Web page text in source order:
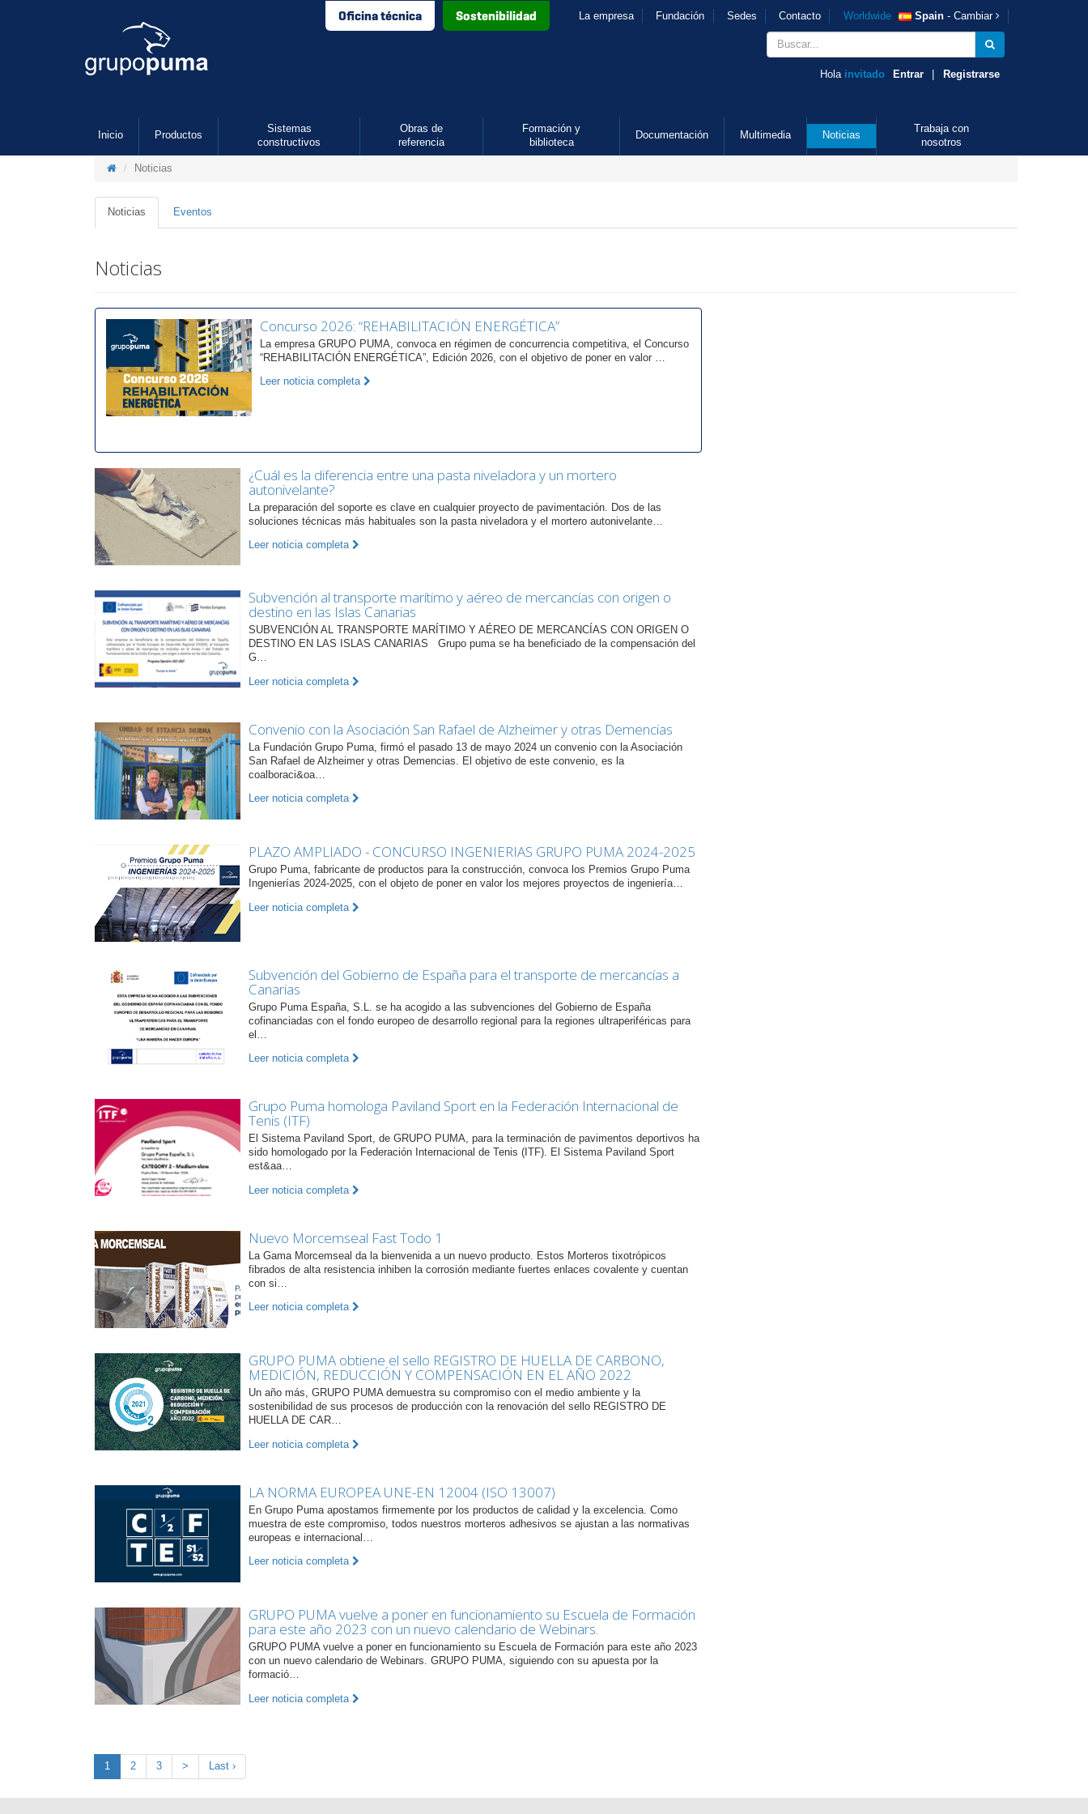
Oficina técnica Sostenibilidad La empresa Fundación Sedes Contacto Worldwide Spain- Cambiar
Hola invitado Entrar Registrarse
Inicio Productos
Sistemas
constructivos
Obras de
referencia
Formación y
biblioteca
Documentación Multimedia Noticias
Trabaja con
nosotros
Noticias
Noticias Eventos
Noticias
Concurso 2026: “REHABILITACIÓN ENERGÉTICA”
La empresa GRUPO PUMA, convoca en régimen de concurrencia competitiva, el Concurso
“REHABILITACIÓN ENERGÉTICA”, Edición 2026, con el objetivo de poner en valor …
Leer noticia completa
¿Cuál es la diferencia entre una pasta niveladora y un mortero
autonivelante?
La preparación del soporte es clave en cualquier proyecto de pavimentación. Dos de las
soluciones técnicas más habituales son la pasta niveladora y el mortero autonivelante…
Leer noticia completa
Subvención al transporte marítimo y aéreo de mercancías con origen o
destino en las Islas Canarias
SUBVENCIÓN AL TRANSPORTE MARÍTIMO Y AÉREO DE MERCANCÍAS CON ORIGEN O
DESTINO EN LAS ISLAS CANARIAS Grupo puma se ha beneficiado de la compensación del
G…
Leer noticia completa
Convenio con la Asociación San Rafael de Alzheimer y otras Demencias
La Fundación Grupo Puma, firmó el pasado 13 de mayo 2024 un convenio con la Asociación
San Rafael de Alzheimer y otras Demencias. El objetivo de este convenio, es la
coalboraci&oa…
Leer noticia completa
PLAZO AMPLIADO - CONCURSO INGENIERIAS GRUPO PUMA 2024-2025
Grupo Puma, fabricante de productos para la construcción, convoca los Premios Grupo Puma
Ingenierías 2024-2025, con el objeto de poner en valor los mejores proyectos de ingeniería…
Leer noticia completa
Subvención del Gobierno de España para el transporte de mercancías a
Canarias
Grupo Puma España, S.L. se ha acogido a las subvenciones del Gobierno de España
cofinanciadas con el fondo europeo de desarrollo regional para la regiones ultraperiféricas para
el…
Leer noticia completa
Grupo Puma homologa Paviland Sport en la Federación Internacional de
Tenis (ITF)
El Sistema Paviland Sport, de GRUPO PUMA, para la terminación de pavimentos deportivos ha
sido homologado por la Federación Internacional de Tenis (ITF). El Sistema Paviland Sport
est&aa…
Leer noticia completa
Nuevo Morcemseal Fast Todo 1
La Gama Morcemseal da la bienvenida a un nuevo producto. Estos Morteros tixotrópicos
fibrados de alta resistencia inhiben la corrosión mediante fuertes enlaces covalente y cuentan
con si…
Leer noticia completa
GRUPO PUMA obtiene el sello REGISTRO DE HUELLA DE CARBONO,
MEDICIÓN, REDUCCIÓN Y COMPENSACIÓN EN EL AÑO 2022
Un año más, GRUPO PUMA demuestra su compromiso con el medio ambiente y la
sostenibilidad de sus procesos de producción con la renovación del sello REGISTRO DE
HUELLA DE CAR…
Leer noticia completa
LA NORMA EUROPEA UNE-EN 12004 (ISO 13007)
En Grupo Puma apostamos firmemente por los productos de calidad y la excelencia. Como
muestra de este compromiso, todos nuestros morteros adhesivos se ajustan a las normativas
europeas e internacional…
Leer noticia completa
GRUPO PUMA vuelve a poner en funcionamiento su Escuela de Formación
para este año 2023 con un nuevo calendario de Webinars.
GRUPO PUMA vuelve a poner en funcionamiento su Escuela de Formación para este año 2023
con un nuevo calendario de Webinars. GRUPO PUMA, siguiendo con su apuesta por la
formació…
Leer noticia completa
1 2 3 > Last ›